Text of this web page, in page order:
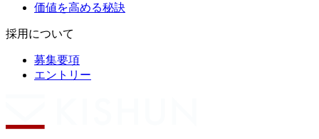
価値を高める秘訣
採用について
募集要項
エントリー